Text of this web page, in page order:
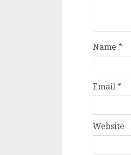
Name *
Email *
Website